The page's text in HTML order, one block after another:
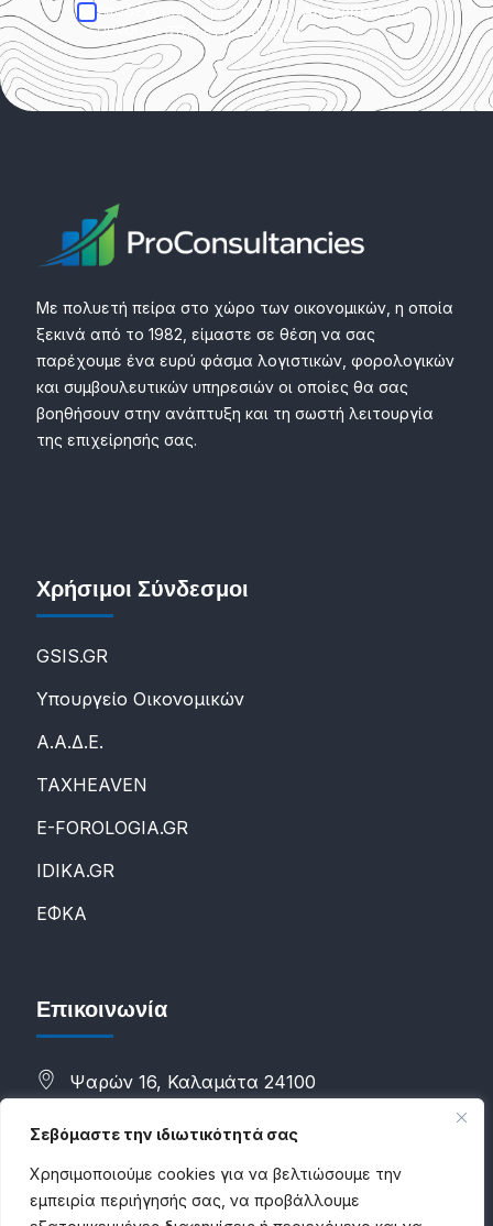
Σεβόμαστε την ιδιωτικότητά σας
Χρησιμοποιούμε cookies για να βελτιώσουμε την
εμπειρία περιήγησής σας, να προβάλλουμε
Αποδέχομαι τηνΠολιτική Απορρήτουκαι
συναινώ στην εγγραφή μου.
Με πολυετή πείρα στο χώρο των οικονομικών, η οποία
ξεκινά από το 1982, είμαστε σε θέση να σας
παρέχουμε ένα ευρύ φάσμα λογιστικών, φορολογικών
και συμβουλευτικών υπηρεσιών οι οποίες θα σας
βοηθήσουν στην ανάπτυξη και τη σωστή λειτουργία
της επιχείρησής σας.
Χρήσιμοι Σύνδεσμοι
GSIS.GR
Υπουργείο Οικονομικών
Α.Α.Δ.Ε.
ΤΑXHEAVEN
E-FOROLOGIA.GR
IDIKA.GR
ΕΦΚΑ
Επικοινωνία
Ψαρών 16, Καλαμάτα 24100
(+30) 2721088298
(+30) 6983784500
info@proconsultancies.com